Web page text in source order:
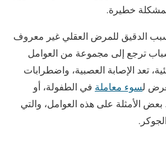
خطيرة.
الدقيق للمرض العقلي غير معروف
ترجع إلى مجموعة من العوامل
تعد الإصابة العصبية، واضطرابات
لسوء معاملة في الطفولة، أو
بعض الأمثلة على هذه العوامل، والتي